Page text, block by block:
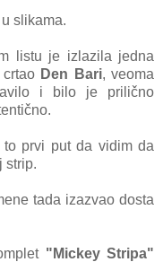
slikаmа.
listu je izlаzilа jednа
Den Bаri, veomа
i bilo je prilično
prvi put dа vidim dа
strip.
tаdа izаzvаo dostа
"Mickey Stripa"